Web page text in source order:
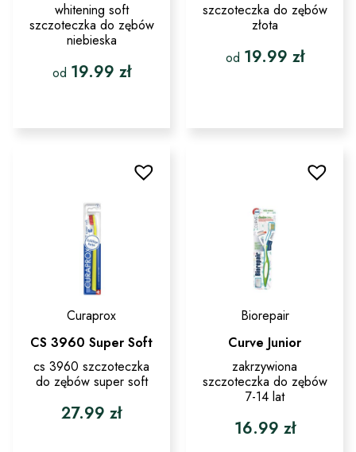
whitening soft
szczoteczka do zębów
niebieska
od 19.99 zł
ma
wybrać
na
stronie
produktu
szczoteczka do zębów
złota
od 19.99 zł
wiele
stronie
produktu
Curaprox
CS 3960 Super Soft
cs 3960 szczoteczka
do zębów super soft
27.99 zł
Biorepair
Curve Junior
zakrzywiona
szczoteczka do zębów
7-14 lat
16.99 zł